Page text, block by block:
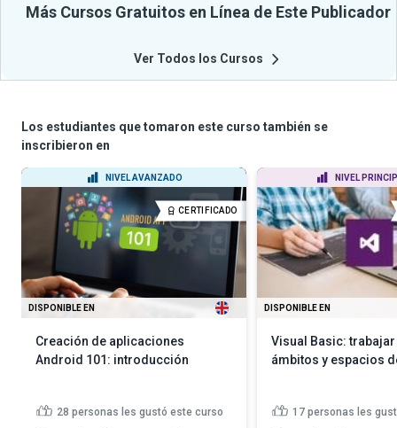
Más Cursos Gratuitos en Línea de Este Publicador
Ver Todos los Cursos
Los estudiantes que tomaron este curso también se
inscribieron en
NIVEL AVANZADO
CERTIFICADO
DISPONIBLE EN
Creación de aplicaciones
Android 101: introducción
28 personas les gustó este curso
NIVEL
DISPONIBLE EN
Visual Basic:
ámbitos y espacios
17 personas les